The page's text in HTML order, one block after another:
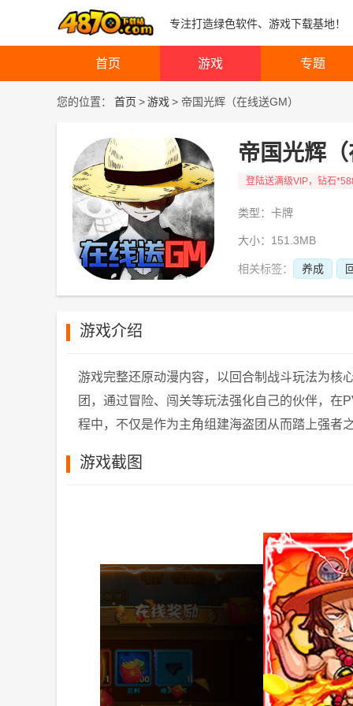
专注打造绿色软件、游戏下载基地！
首页 游戏 专题
您的位置： 首页 >游戏> 帝国光辉（在线送GM）
帝国光辉
登陆送满级VIP，钻石
类型：卡牌
大小：151.3MB
相关标签： 养成
游戏介绍
游戏完整还原动漫内容，以回合制战斗玩法为核
团，通过冒险、闯关等玩法强化自己的伙伴，在
程中，不仅是作为主角组建海盗团从而踏上强者
游戏截图